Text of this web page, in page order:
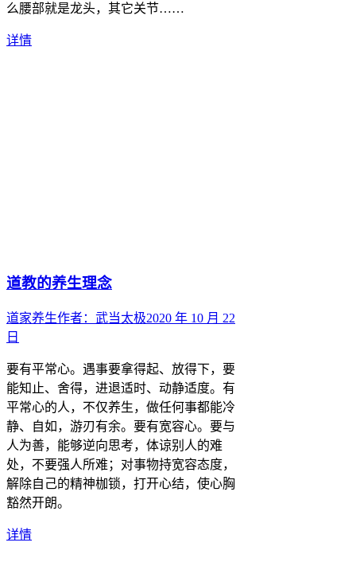
么腰部就是龙头，其它关节……
详情
道教的养生理念
道家养生作者： 武当太极2020 年 10 月 22
日
要有平常心。遇事要拿得起、放得下，要
能知止、舍得，进退适时、动静适度。有
平常心的人，不仅养生，做任何事都能冷
静、自如，游刃有余。要有宽容心。要与
人为善，能够逆向思考，体谅别人的难
处，不要强人所难；对事物持宽容态度，
解除自己的精神枷锁，打开心结，使心胸
豁然开朗。
详情